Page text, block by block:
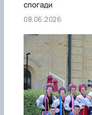
спогади
08.06.2026